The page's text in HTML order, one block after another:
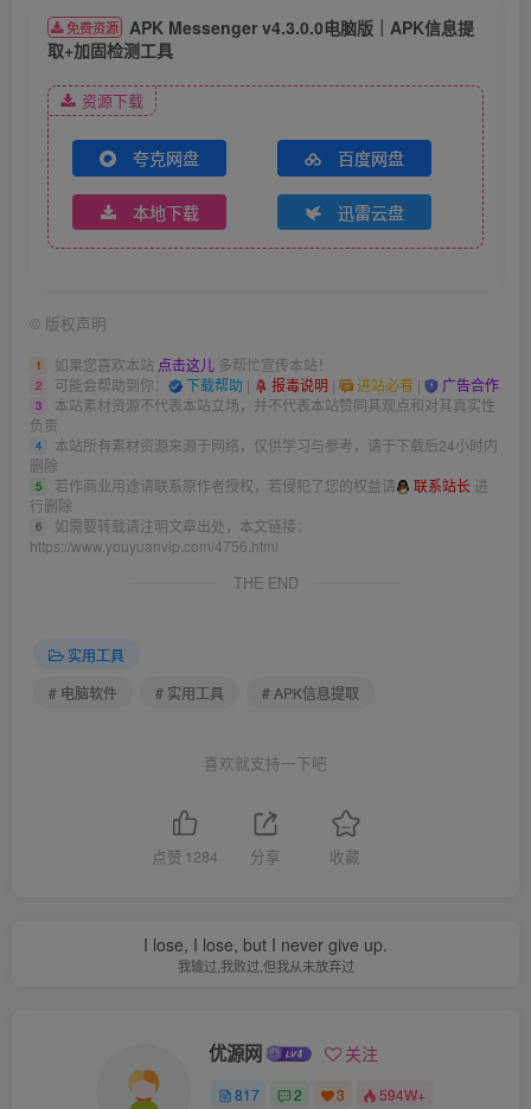
免费资源 APK Messenger v4.3.0.0电脑版｜APK信息提
取+加固检测工具
资源下载
夸克网盘 百度网盘
本地下载 迅雷云盘
© 版权声明
1 如果您喜欢本站 点击这儿 多帮忙宣传本站！
2 可能会帮助到你： 下载帮助 | 报毒说明 | 进站必看 | 广告合作
3
本站素材资源不代表本站立场，并不代表本站赞同其观点和对其真实性
负责
4
本站所有素材资源来源于网络，仅供学习与参考，请于下载后24小时内
删除
5 若作商业用途请联系原作者授权，若侵犯了您的权益请 联系站长 进
行删除
6
如需要转载请注明文章出处，本文链接：
https://www.youyuanvip.com/4756.html
THE END
实用工具
# 电脑软件
# 实用工具 # APK信息提取
喜欢就支持一下吧
点赞 1284 分享 收藏
I lose, I lose, but I never give up.
我输过,我败过,但我从未放弃过
优源网 关注
817 2 3 594W+